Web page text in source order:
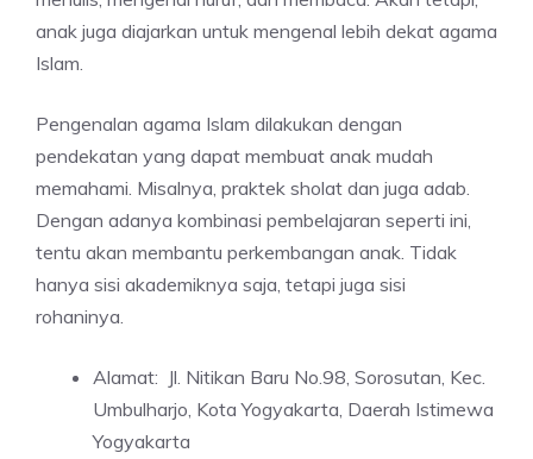
anak juga diajarkan untuk mengenal lebih dekat agama
Islam.
Pengenalan agama Islam dilakukan dengan
pendekatan yang dapat membuat anak mudah
memahami. Misalnya, praktek sholat dan juga adab.
Dengan adanya kombinasi pembelajaran seperti ini,
tentu akan membantu perkembangan anak. Tidak
hanya sisi akademiknya saja, tetapi juga sisi
rohaninya.
Alamat: Jl. Nitikan Baru No.98, Sorosutan, Kec.
Umbulharjo, Kota Yogyakarta, Daerah Istimewa
Yogyakarta